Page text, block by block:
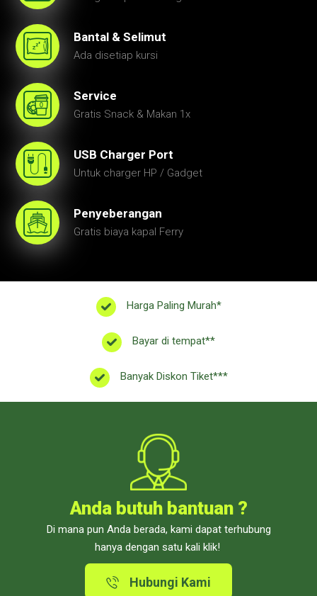
Bantal & Selimut
Ada disetiap kursi
Service
Gratis Snack & Makan 1x
USB Charger Port
Untuk charger HP / Gadget
Penyeberangan
Gratis biaya kapal Ferry
Harga Paling Murah*
Bayar di tempat**
Banyak Diskon Tiket***
Anda butuh bantuan ?
Di mana pun Anda berada, kami dapat terhubung
hanya dengan satu kali klik!
Hubungi Kami